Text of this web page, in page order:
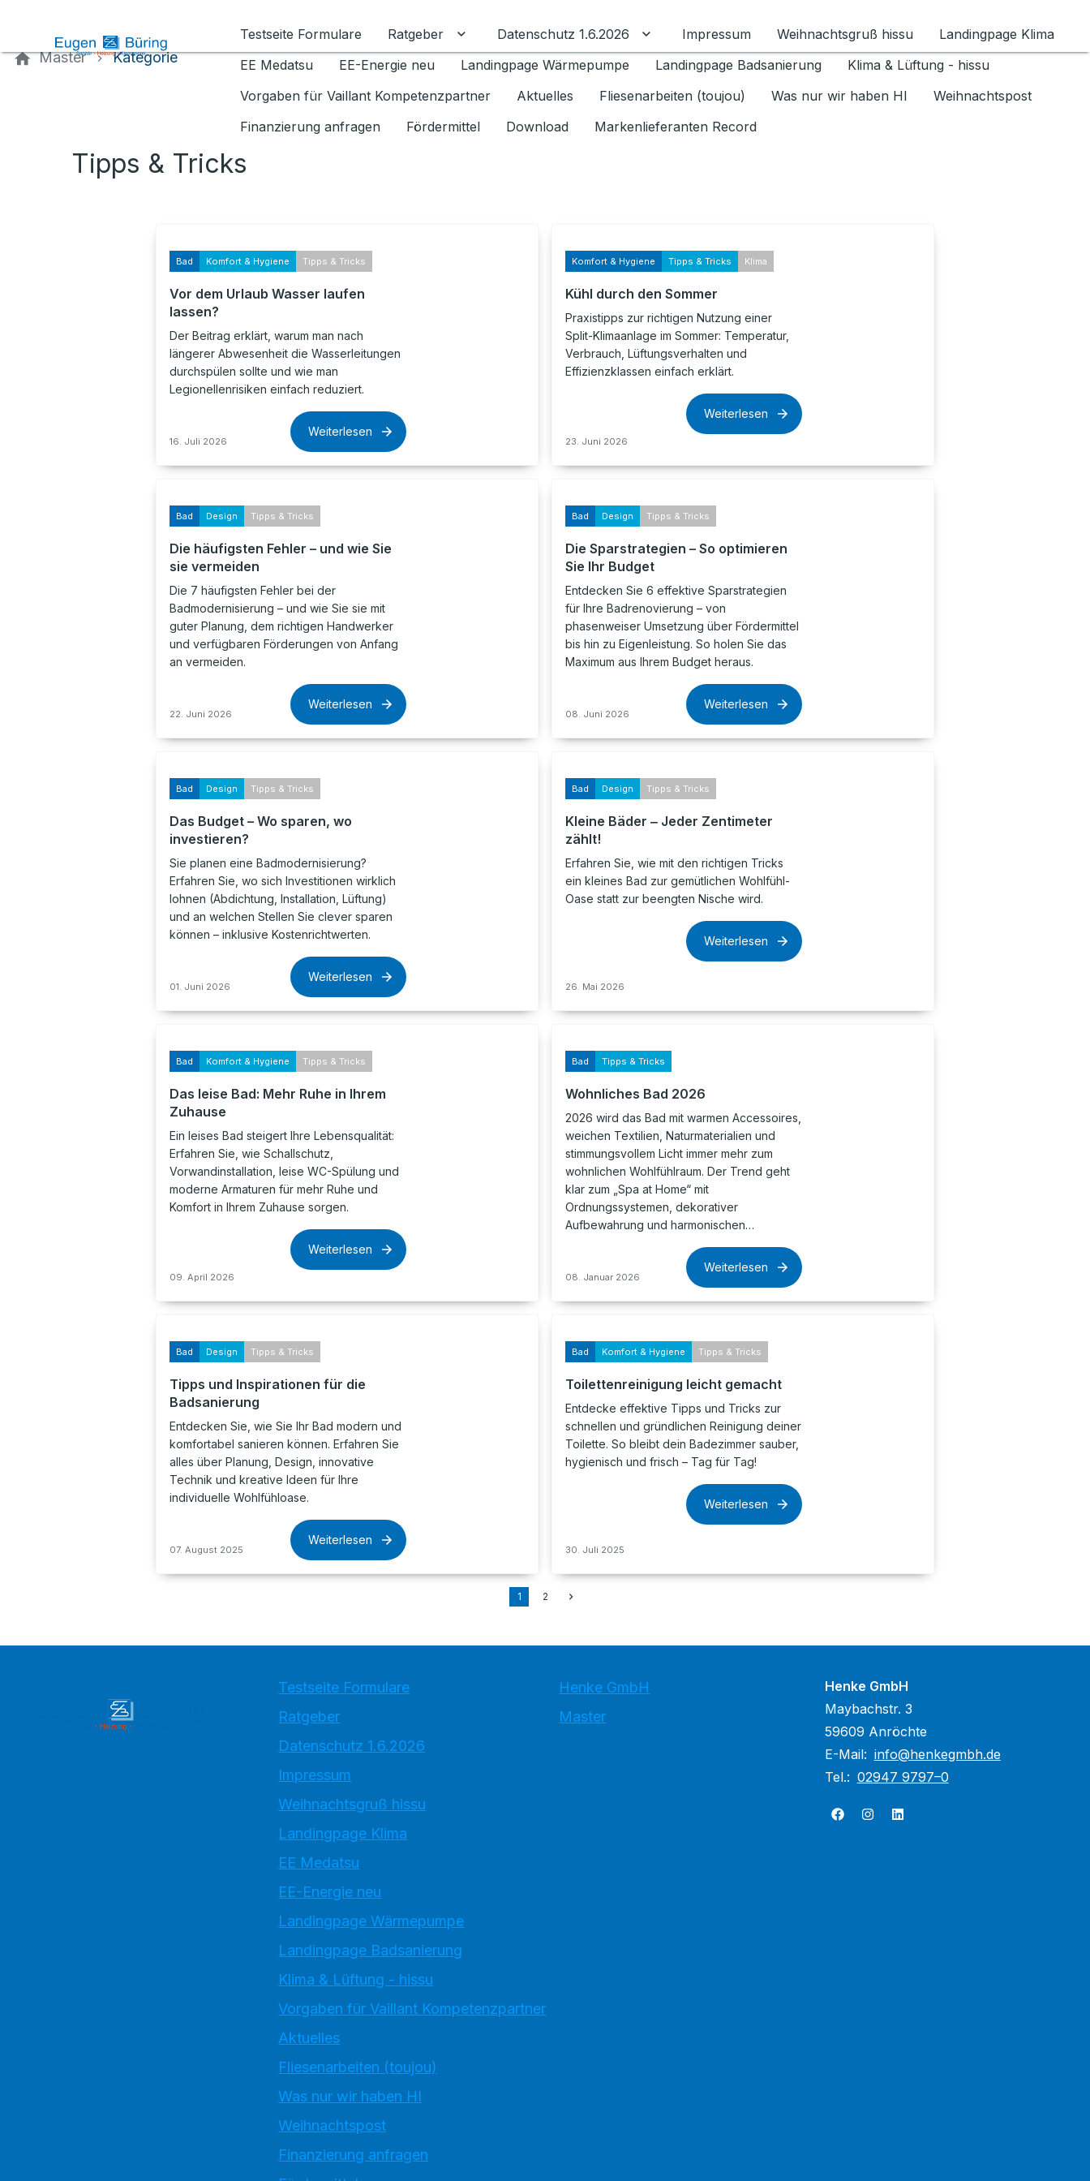
Testseite Formulare
Ratgeber Untermenü für Ratgeber umschalten
Datenschutz 1.6.2026 Untermenü für Datenschutz 1.6.2026 umschalten
Impressum Weihnachtsgruß hissu
Landingpage Klima
EE Medatsu
EE-Energie neu Landingpage Wärmepumpe Landingpage Badsanierung
Klima & Lüftung - hissu
Vorgaben für Vaillant Kompetenzpartner
Aktuelles Fliesenarbeiten (toujou) Was nur wir haben HI
Weihnachtspost
Finanzierung anfragen
Fördermittel Download Markenlieferanten Record
Master Kategorie
Tipps & Tricks
Bad Komfort & Hygiene Tipps & Tricks
Vor dem Urlaub Wasser laufen
lassen?
Der Beitrag erklärt, warum man nach
längerer Abwesenheit die Wasserleitungen
durchspülen sollte und wie man
Legionellenrisiken einfach reduziert.
16. Juli 2026
Weiterlesen
Komfort & Hygiene Tipps & Tricks Klima
Kühl durch den Sommer
Praxistipps zur richtigen Nutzung einer
Split-Klimaanlage im Sommer: Temperatur,
Verbrauch, Lüftungsverhalten und
Effizienzklassen einfach erklärt.
23. Juni 2026
Weiterlesen
Bad Design Tipps & Tricks
Die häufigsten Fehler – und wie Sie
sie vermeiden
Die 7 häufigsten Fehler bei der
Badmodernisierung – und wie Sie sie mit
guter Planung, dem richtigen Handwerker
und verfügbaren Förderungen von Anfang
an vermeiden.
22. Juni 2026
Weiterlesen
Bad Design Tipps & Tricks
Die Sparstrategien – So optimieren
Sie Ihr Budget
Entdecken Sie 6 effektive Sparstrategien
für Ihre Badrenovierung – von
phasenweiser Umsetzung über Fördermittel
bis hin zu Eigenleistung. So holen Sie das
Maximum aus Ihrem Budget heraus.
08. Juni 2026
Weiterlesen
Bad Design Tipps & Tricks
Das Budget – Wo sparen, wo
investieren?
Sie planen eine Badmodernisierung?
Erfahren Sie, wo sich Investitionen wirklich
lohnen (Abdichtung, Installation, Lüftung)
und an welchen Stellen Sie clever sparen
können – inklusive Kostenrichtwerten.
01. Juni 2026
Weiterlesen
Bad Design Tipps & Tricks
Kleine Bäder ‒ Jeder Zentimeter
zählt!
Erfahren Sie, wie mit den richtigen Tricks
ein kleines Bad zur gemütlichen Wohlfühl-
Oase statt zur beengten Nische wird.
26. Mai 2026
Weiterlesen
Bad Komfort & Hygiene Tipps & Tricks
Das leise Bad: Mehr Ruhe in Ihrem
Zuhause
Ein leises Bad steigert Ihre Lebensqualität:
Erfahren Sie, wie Schallschutz,
Vorwandinstallation, leise WC-Spülung und
moderne Armaturen für mehr Ruhe und
Komfort in Ihrem Zuhause sorgen.
09. April 2026
Weiterlesen
Bad Tipps & Tricks
Wohnliches Bad 2026
2026 wird das Bad mit warmen Accessoires,
weichen Textilien, Naturmaterialien und
stimmungsvollem Licht immer mehr zum
wohnlichen Wohlfühlraum. Der Trend geht
klar zum „Spa at Home“ mit
Ordnungssystemen, dekorativer
Aufbewahrung und harmonischen…
08. Januar 2026
Weiterlesen
Bad Design Tipps & Tricks
Tipps und Inspirationen für die
Badsanierung
Entdecken Sie, wie Sie Ihr Bad modern und
komfortabel sanieren können. Erfahren Sie
alles über Planung, Design, innovative
Technik und kreative Ideen für Ihre
individuelle Wohlfühloase.
07. August 2025
Weiterlesen
Bad Komfort & Hygiene Tipps & Tricks
Toilettenreinigung leicht gemacht
Entdecke effektive Tipps und Tricks zur
schnellen und gründlichen Reinigung deiner
Toilette. So bleibt dein Badezimmer sauber,
hygienisch und frisch – Tag für Tag!
30. Juli 2025
Weiterlesen
1 2
Testseite Formulare
Ratgeber
Datenschutz 1.6.2026
Impressum
Weihnachtsgruß hissu
Landingpage Klima
EE Medatsu
EE-Energie neu
Landingpage Wärmepumpe
Landingpage Badsanierung
Klima & Lüftung - hissu
Vorgaben für Vaillant Kompetenzpartner
Aktuelles
Fliesenarbeiten (toujou)
Was nur wir haben HI
Weihnachtspost
Finanzierung anfragen
Henke GmbH
Master
Henke GmbH
Maybachstr. 3
59609 Anröchte
E-Mail: info@henkegmbh.de
Tel.: 02947 9797–0